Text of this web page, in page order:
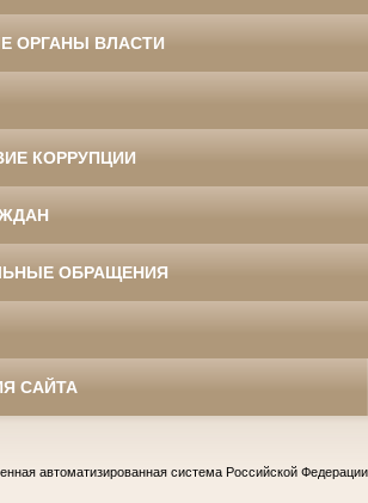
ОРГАНЫ ВЛАСТИ
КОРРУПЦИИ
ОБРАЩЕНИЯ
САЙТА
автоматизированная система Российской